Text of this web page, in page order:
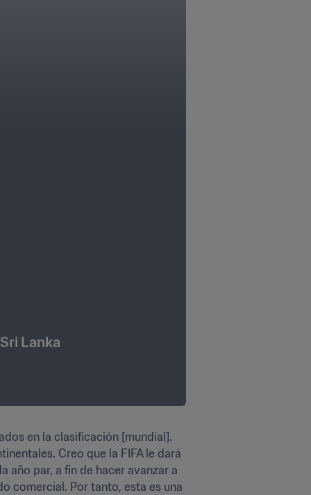
Lanka
en la clasificación [mundial].
Creo que la FIFA le dará
año par, a fin de hacer avanzar a
comercial. Por tanto, esta es una